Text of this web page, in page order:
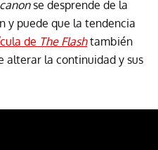
canonse desprende de la
y puede que la tendencia
de The Flashtambién
alterar la continuidad y sus